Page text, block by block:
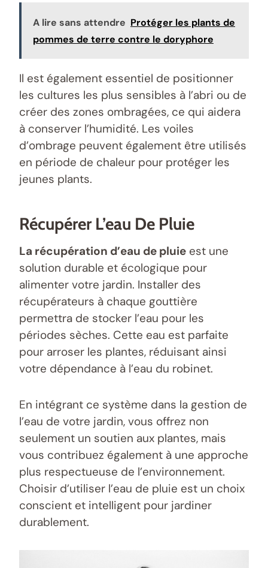
A lire sans attendre Protéger les plants de
pommes de terre contre le doryphore
Il est également essentiel de positionner
les cultures les plus sensibles à l’abri ou de
créer des zones ombragées, ce qui aidera
à conserver l’humidité. Les voiles
d’ombrage peuvent également être utilisés
en période de chaleur pour protéger les
jeunes plants.
Récupérer L’eau De Pluie
La récupération d’eau de pluie est une
solution durable et écologique pour
alimenter votre jardin. Installer des
récupérateurs à chaque gouttière
permettra de stocker l’eau pour les
périodes sèches. Cette eau est parfaite
pour arroser les plantes, réduisant ainsi
votre dépendance à l’eau du robinet.
En intégrant ce système dans la gestion de
l’eau de votre jardin, vous offrez non
seulement un soutien aux plantes, mais
vous contribuez également à une approche
plus respectueuse de l’environnement.
Choisir d’utiliser l’eau de pluie est un choix
conscient et intelligent pour jardiner
durablement.